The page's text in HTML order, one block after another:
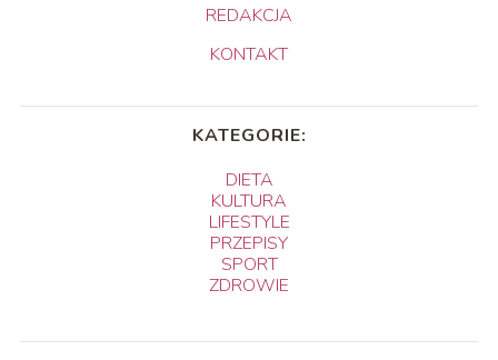
REDAKCJA
KONTAKT
KATEGORIE:
DIETA
KULTURA
LIFESTYLE
PRZEPISY
SPORT
ZDROWIE